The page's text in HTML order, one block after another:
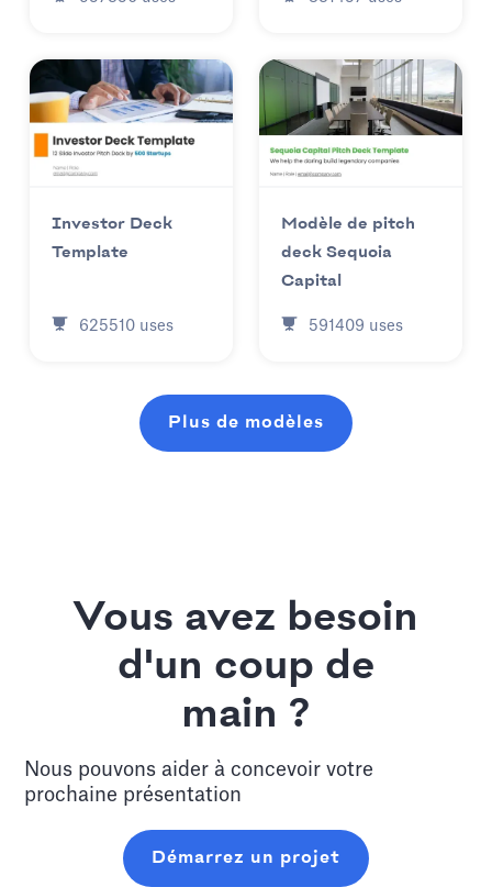
Investor Deck
Template
625510 uses
Modèle de pitch
deck Sequoia
Capital
591409 uses
Plus de modèles
Vous avez besoin
d'un coup de
main ?
Nous pouvons aider à concevoir votre
prochaine présentation
Démarrez un projet